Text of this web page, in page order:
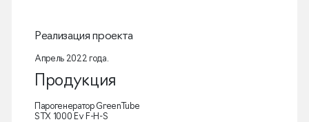
Реализация проекта
Апрель 2022 года.
Продукция
Парогенератор GreenTube
STX 1000 Ev F-H-S